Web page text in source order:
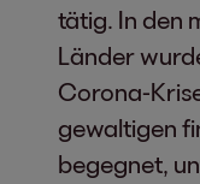
tätig. In den
Länder
Corona-
gewaltigen
begegnet,